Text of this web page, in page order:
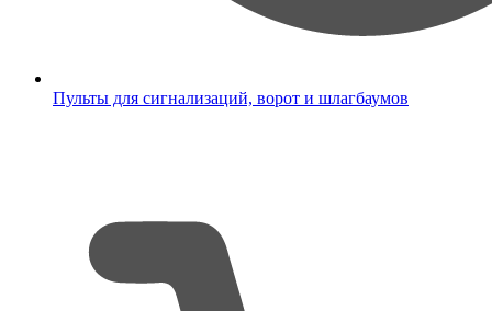
Пульты для сигнализаций, ворот и шлагбаумов